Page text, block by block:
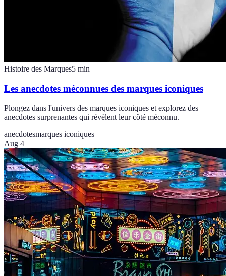
Histoire des Marques5 min
Les anecdotes méconnues des marques iconiques
Plongez dans l'univers des marques iconiques et explorez des
anecdotes surprenantes qui révèlent leur côté méconnu.
anecdotesmarques iconiques
Aug 4